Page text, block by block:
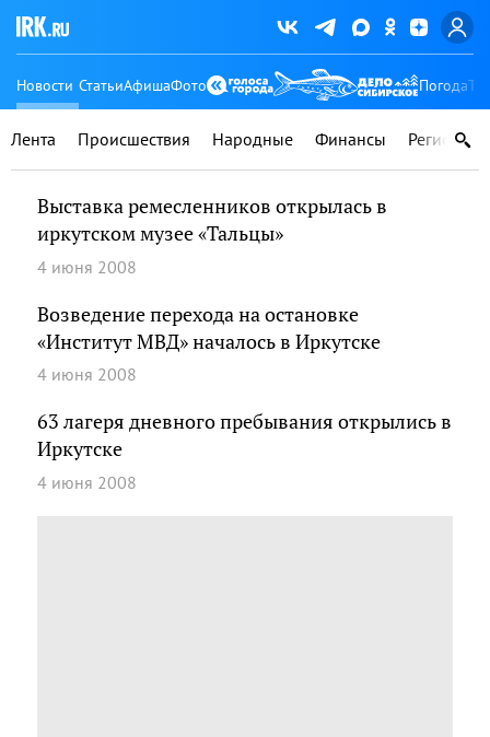
Новости СтатьиАфишаФото Погода
Лента Происшествия Народные Финансы Регионы
Выставка ремесленников открылась в
иркутском музее «Тальцы»
4 июня 2008
Возведение перехода на остановке
«Институт МВД» началось в Иркутске
4 июня 2008
63 лагеря дневного пребывания открылись в
Иркутске
4 июня 2008